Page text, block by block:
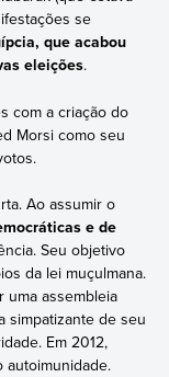
se
que acabou
eleições.
com a criação do
Morsi como seu
Ao assumir o
e de
Seu objetivo
da lei muçulmana.
uma assembleia
simpatizante de seu
Em 2012,